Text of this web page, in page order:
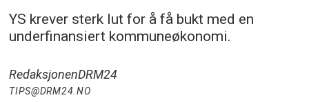
YS krever sterk lut for å få bukt med en
underfinansiert kommuneøkonomi.
RedaksjonenDRM24
TIPS@DRM24.NO